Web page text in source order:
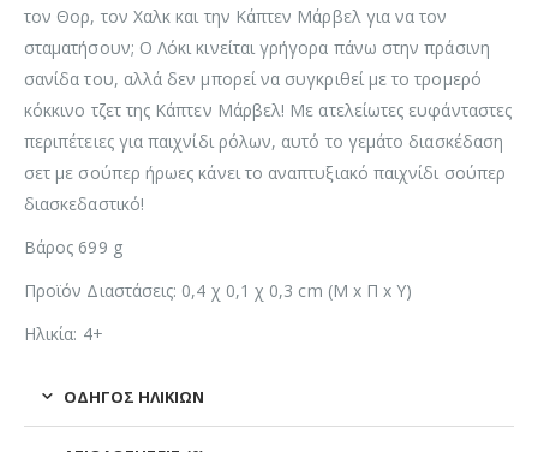
τον Θορ, τον Χαλκ και την Κάπτεν Μάρβελ για να τον
σταματήσουν; Ο Λόκι κινείται γρήγορα πάνω στην πράσινη
σανίδα του, αλλά δεν μπορεί να συγκριθεί με το τρομερό
κόκκινο τζετ της Κάπτεν Μάρβελ! Με ατελείωτες ευφάνταστες
περιπέτειες για παιχνίδι ρόλων, αυτό το γεμάτο διασκέδαση
σετ με σούπερ ήρωες κάνει το αναπτυξιακό παιχνίδι σούπερ
διασκεδαστικό!
Βάρος 699 g
Προϊόν Διαστάσεις: 0,4 χ 0,1 χ 0,3 cm (Μ x Π x Υ)
Ηλικία: 4+
ΟΔΗΓΌΣ ΗΛΙΚΙΏΝ